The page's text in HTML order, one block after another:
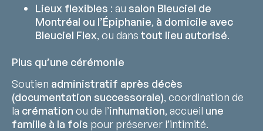
Lieux flexibles : au salon Bleuciel de
Montréal ou l’Épiphanie, à domicile avec
Bleuciel Flex, ou dans tout lieu autorisé.
Plus qu’une cérémonie
Soutien administratif après décès
(documentation successorale), coordination de
la crémation ou de l’inhumation, accueil une
famille à la fois pour préserver l’intimité.